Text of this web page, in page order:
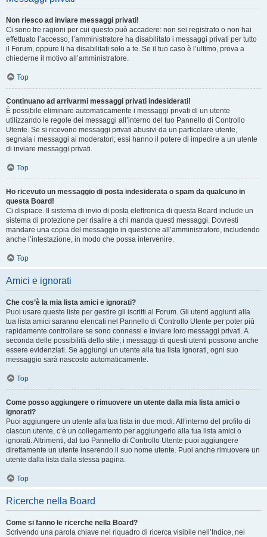
Non riesco ad inviare messaggi privati!
Ci sono tre ragioni per cui questo può accadere: non sei registrato o non hai
effettuato l’accesso, l’amministratore ha disabilitato i messaggi privati per tutto
il Forum, oppure li ha disabilitati solo a te. Se il tuo caso è l’ultimo, prova a
chiederne il motivo all’amministratore.
Top
Continuano ad arrivarmi messaggi privati indesiderati!
È possibile eliminare automaticamente i messaggi privati ​​di un utente
utilizzando le regole dei messaggi all’interno del tuo Pannello di Controllo
Utente. Se si ricevono messaggi privati ​​abusivi da un particolare utente,
segnala i messaggi ai moderatori; essi hanno il potere di impedire a un utente
di inviare messaggi privati​​.
Top
Ho ricevuto un messaggio di posta indesiderata o spam da qualcuno in
questa Board!
Ci dispiace. Il sistema di invio di posta elettronica di questa Board include un
sistema di protezione per risalire a chi manda questi messaggi. Dovresti
mandare una copia del messaggio in questione all’amministratore, includendo
anche l’intestazione, in modo che possa intervenire.
Top
Amici e ignorati
Che cos’è la mia lista amici e ignorati?
Puoi usare queste liste per gestire gli iscritti al Forum. Gli utenti aggiunti alla
tua lista amici saranno elencati nel Pannello di Controllo Utente per poter più
rapidamente controllare se sono connessi e inviare loro messaggi privati. A
seconda delle possibilità dello stile, i messaggi di questi utenti possono anche
essere evidenziati. Se aggiungi un utente alla tua lista ignorati, ogni suo
messaggio sarà nascosto automaticamente.
Top
Come posso aggiungere o rimuovere un utente dalla mia lista amici o
ignorati?
Puoi aggiungere un utente alla tua lista in due modi. All’interno del profilo di
ciascun utente, c’è un collegamento per aggiungerlo alla tua lista amici o
ignorati. Altrimenti, dal tuo Pannello di Controllo Utente puoi aggiungere
direttamente un utente inserendo il suo nome utente. Puoi anche rimuovere un
utente dalla lista dalla stessa pagina.
Top
Ricerche nella Board
Come si fanno le ricerche nella Board?
Scrivendo una parola chiave nel riquadro di ricerca visibile nell’Indice, nei